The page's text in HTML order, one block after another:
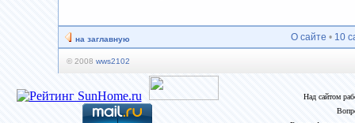
на заглавную О сайте • 10
© 2008 wws2102
Над сайтом